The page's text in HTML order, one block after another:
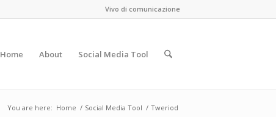
Vivo di comunicazione
Home About Social Media Tool
You are here: Home / Social Media Tool / Tweriod